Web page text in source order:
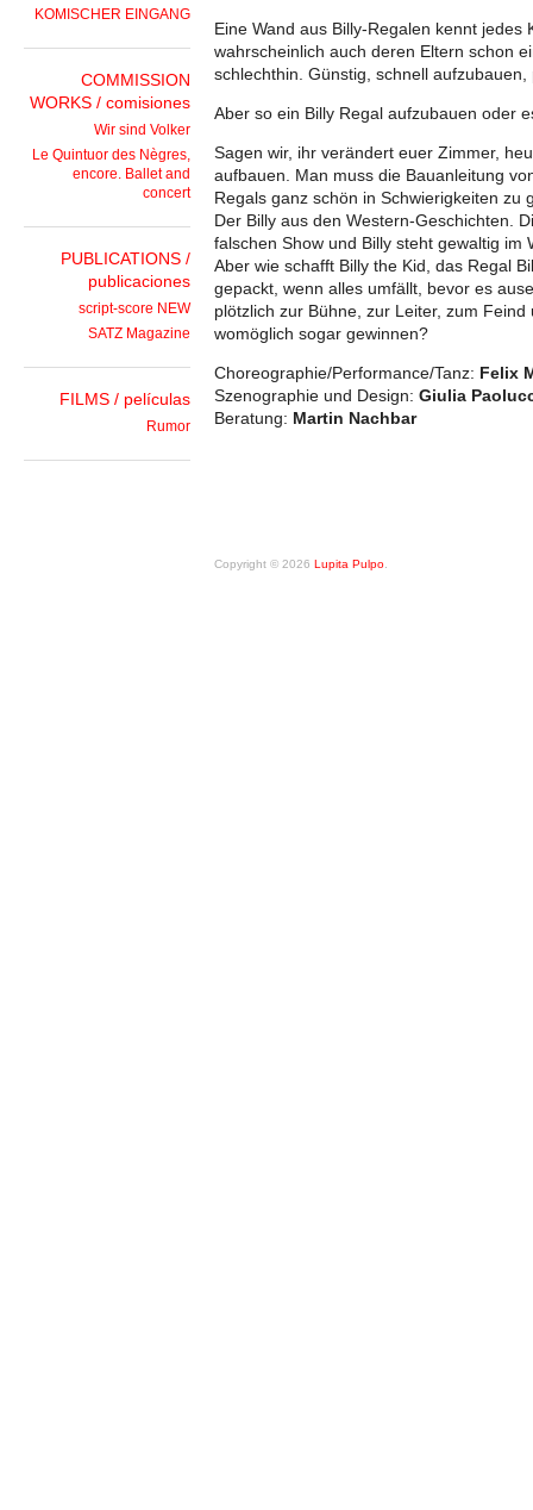
Eine Wand aus Billy-Regalen kennt jedes
wahrscheinlich auch deren Eltern schon
schlechthin. Günstig, schnell aufzubauen,
Aber so ein Billy Regal aufzubauen oder
Sagen wir, ihr verändert euer Zimmer,
aufbauen. Man muss die Bauanleitung
Regals ganz schön in Schwierigkeiten zu
Der Billy aus den Western-Geschichten.
falschen Show und Billy steht gewaltig im
Aber wie schafft Billy the Kid, das Regal
gepackt, wenn alles umfällt, bevor es
plötzlich zur Bühne, zur Leiter, zum
womöglich sogar gewinnen?
Choreographie/Performance/Tanz: Felix
Szenographie und Design: Giulia
Beratung: Martin Nachbar
KOMISCHER EINGANG
COMMISSION
WORKS / comisiones
Wir sind Volker
Le Quintuor des Nègres,
encore. Ballet and
concert
PUBLICATIONS /
publicaciones
script-score NEW
SATZ Magazine
FILMS / películas
Rumor
Copyright © 2026 Lupita Pulpo